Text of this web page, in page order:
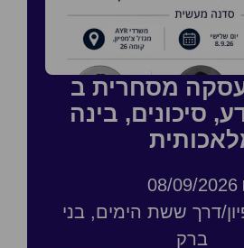
מסחרית ב
מידע, סיכונים, בינה
08/09/2026
דרך ששת הימים, בני
ברק